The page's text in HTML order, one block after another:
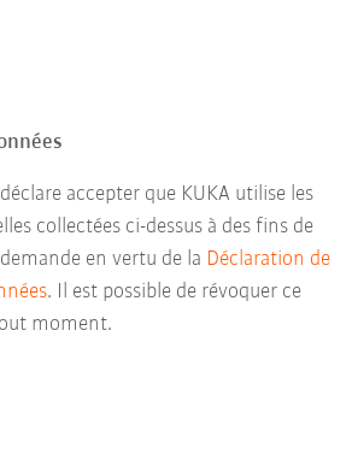
accepter que KUKA utilise les
collectées ci-dessus à des fins de
en vertu de la Déclaration de
. Il est possible de révoquer ce
moment.